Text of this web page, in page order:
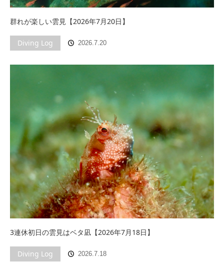
群れが楽しい雲見【2026年7月20日】
Diving Log 2026.7.20
3連休初日の雲見はベタ凪【2026年7月18日】
Diving Log 2026.7.18